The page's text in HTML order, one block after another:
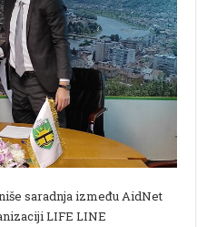
saradnja između AidNet
LIFE LINE